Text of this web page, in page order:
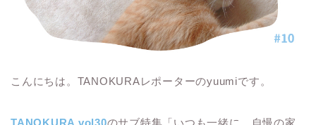
こんにちは。TANOKURAレポーターのyuumiです。
TANOKURA vol30のサブ特集「いつも一緒に 自慢の家